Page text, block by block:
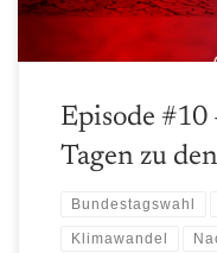
Episode #10
Tagen zu
Bundestagswahl
Klimawandel